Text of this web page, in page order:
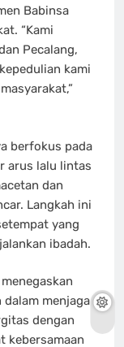
Babinsa
“Kami
Pecalang,
kami
berfokus pada
arus lalu lintas
dan
Langkah ini
yang
ibadah.
menjaga
dengan
kebersamaan